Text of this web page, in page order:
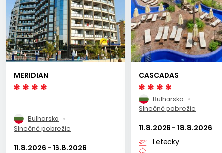
MERIDIAN
Bulharsko
Slnečné pobrežie
11.8.2026 - 16.8.2026
CASCADAS
Bulharsko
Slnečné pobrežie
11.8.2026 - 18.8.2026
Letecky